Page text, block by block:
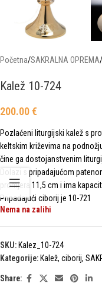
Početna/SAKRALNA OPREMA/
Kalež 10-724
200.00€
Pozlaćeni liturgijski kalež s
keltskim križevima na
čine ga dostojanstvenim
Dolazi s pripadajućom
promjera 11,5 cm i ima
Pripadajući ciborij je 10-721
Nema na zalihi
SKU: Kalez_10-724
Kategorije: Kalež, ciborij,
Share: